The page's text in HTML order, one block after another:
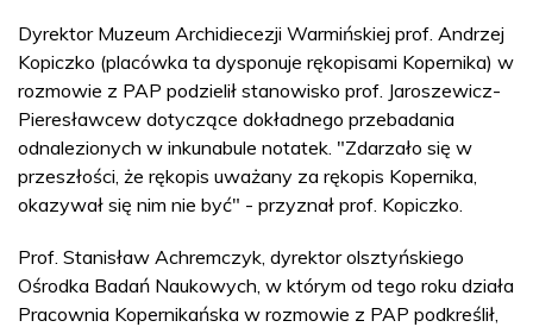
Dyrektor Muzeum Archidiecezji Warmińskiej prof. Andrzej
Kopiczko (placówka ta dysponuje rękopisami Kopernika) w
rozmowie z PAP podzielił stanowisko prof. Jaroszewicz-
Pieresławcew dotyczące dokładnego przebadania
odnalezionych w inkunabule notatek. "Zdarzało się w
przeszłości, że rękopis uważany za rękopis Kopernika,
okazywał się nim nie być" - przyznał prof. Kopiczko.
Prof. Stanisław Achremczyk, dyrektor olsztyńskiego
Ośrodka Badań Naukowych, w którym od tego roku działa
Pracownia Kopernikańska w rozmowie z PAP podkreślił,